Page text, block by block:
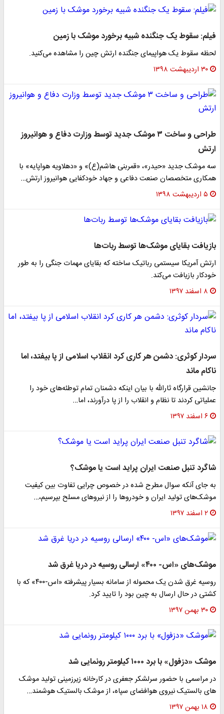
فیلم: سقوط یک جنگنده شبیه برخورد موشک با زمین
لحظه سقوط یک هواپیمای جنگنده ارتش چین را مشاهده می‌کنید.
۳۰ اردیبهشت ۱۳۹۸
طراحی و ساخت ۳ موشک جدید توسط وزارت دفاع و هوانیروز
ارتش
سه موشک جدید «حیدر»، «قمربنی هاشم(ع)» و «دهلاویه هواپایه» با
همکاری متخصصان صنعت دفاعی و جهاد خودکفایی هوانیروز ارتش…
۵ اردیبهشت ۱۳۹۸
بازیافت بقایای موشک‌ها توسط ربات‌ها
ارتش آمریکا سیستمی رباتیک ساخته که بقایای مهمات جنگی را به طور
خودکار بازیافت می‌کند.
۸ اسفند ۱۳۹۷
سردار کوثری: دشمن هر کاری کرد انقلاب اسلامی از پا بیفتد، اما
ناکام ماند
جانشین قرارگاه ثارالله با بیان اینکه دشمنان تمام توطئه‌های خود را
عملیاتی کردند تا نظام و انقلاب را از پا درآورند، اما…
۶ اسفند ۱۳۹۷
شاگرد تنبل صنعت ایران پراید است یا موشک؟
به جای آنکه سوال مطرح شده در خصوص چرایی تفاوت بین کیفیت
موشک‌های تولید ایران و خودرو‌ها را از نیرو‌های مسلح بپرسیم،…
۲ اسفند ۱۳۹۷
موشک‌های «اس- ۴۰۰» ارسالی روسیه در دریا غرق شد
روسیه غرق شدن یک محموله از سامانه بسیار پیشرفته «اس-۴۰۰» که با
کشتی در حال ارسال به چین بود را تایید کرد.
۳۰ بهمن ۱۳۹۷
موشک «دزفول» با برد ۱۰۰۰ کیلومتر رونمایی شد
در مراسمی با حضور سرلشکر جعفری در کارخانه زیرزمینی تولید موشک
های بالستیک نیروی هوافضای سپاه، از موشک بالستیک هوشمند…
۱۸ بهمن ۱۳۹۷